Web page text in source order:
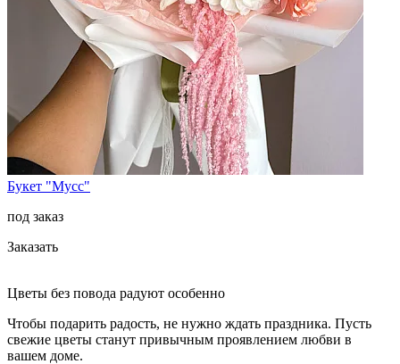
Букет "Мусс"
под заказ
Заказать
Цветы без повода радуют особенно
Чтобы подарить радость, не нужно ждать праздника. Пусть
свежие цветы станут привычным проявлением любви в
вашем доме.